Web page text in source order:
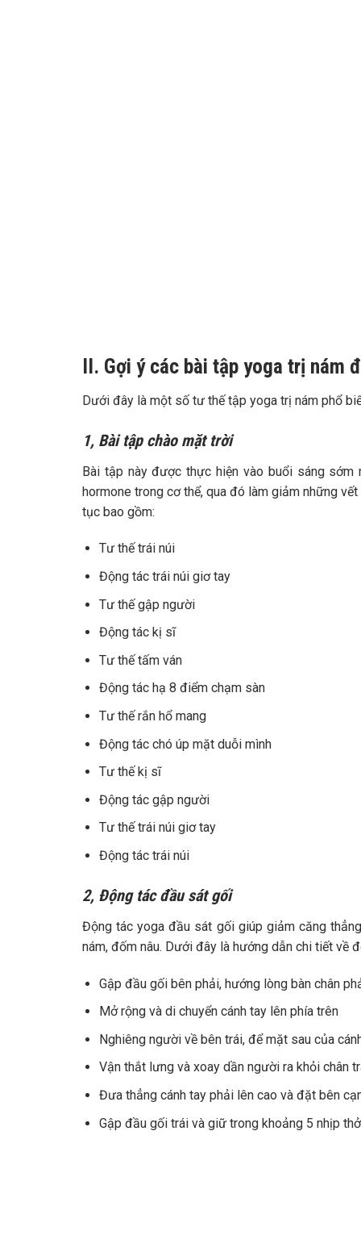
II. Gợi ý các bài tập yoga trị nám
Dưới đây là một số tư thế tập yoga trị nám phổ
1, Bài tập chào mặt trời
Bài tập này được thực hiện vào buổi sáng sớm
hormone trong cơ thể, qua đó làm giảm những
tục bao gồm:
Tư thế trái núi
Động tác trái núi giơ tay
Tư thế gập người
Động tác kị sĩ
Tư thế tấm ván
Động tác hạ 8 điểm chạm sàn
Tư thế rắn hổ mang
Động tác chó úp mặt duỗi mình
Tư thế kị sĩ
Động tác gập người
Tư thế trái núi giơ tay
Động tác trái núi
2, Động tác đầu sát gối
Động tác yoga đầu sát gối giúp giảm căng
nám, đốm nâu. Dưới đây là hướng dẫn chi tiết về
Gập đầu gối bên phải, hướng lòng bàn chân
Mở rộng và di chuyển cánh tay lên phía trên
Nghiêng người về bên trái, để mặt sau của
Vận thắt lưng và xoay dần người ra khỏi chân
Đưa thẳng cánh tay phải lên cao và đặt bên
Gập đầu gối trái và giữ trong khoảng 5 nhịp